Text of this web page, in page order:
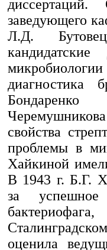
заведующего
Л.Д.
диагностика
свойства
проблемы в
Хайкиной
В 1943 г. Б.Г.
за успешное
оценила